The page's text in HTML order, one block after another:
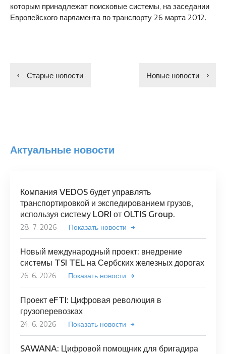
которым принадлежат поисковые системы, на заседании
Европейского парламента по транспорту 26 марта 2012.
Старые новости Новые новости
Актуальные новости
Компания VEDOS будет управлять
транспортировкой и экспедированием грузов,
используя систему LORI от OLTIS Group.
28. 7. 2026 Показать новости
Новый международный проект: внедрение
системы TSI TEL на Сербских железных дорогах
26. 6. 2026 Показать новости
Проект eFTI: Цифровая революция в
грузоперевозках
24. 6. 2026 Показать новости
SAWANA: Цифровой помощник для бригадира